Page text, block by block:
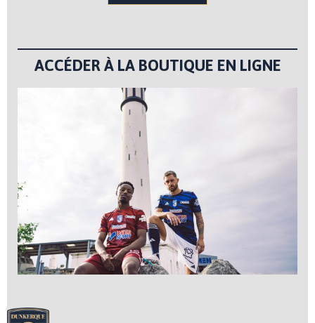
ACCÉDER À LA BOUTIQUE EN LIGNE